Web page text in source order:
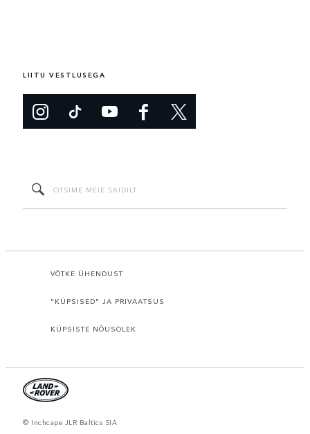
LIITU VESTLUSEGA
VÕTKE ÜHENDUST
"KÜPSISED" JA PRIVAATSUS
KÜPSISTE NÕUSOLEK
© Inchcape JLR Baltics SIA